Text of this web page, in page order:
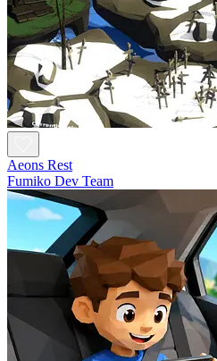
Aeons Rest
Fumiko Dev Team